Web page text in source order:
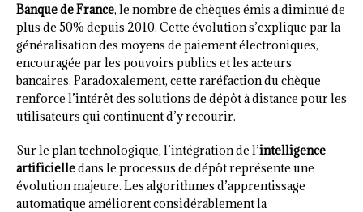
Banque de France, le nombre de chèques émis a diminué de
plus de 50% depuis 2010. Cette évolution s’explique par la
généralisation des moyens de paiement électroniques,
encouragée par les pouvoirs publics et les acteurs
bancaires. Paradoxalement, cette raréfaction du chèque
renforce l’intérêt des solutions de dépôt à distance pour les
utilisateurs qui continuent d’y recourir.
Sur le plan technologique, l’intégration de l’intelligence
artificielledans le processus de dépôt représente une
évolution majeure. Les algorithmes d’apprentissage
automatique améliorent considérablement la